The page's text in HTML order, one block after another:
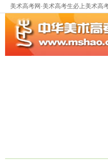
美术高考网·美术高考生必上美术高